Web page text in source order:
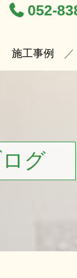
052-
施工事例
グ